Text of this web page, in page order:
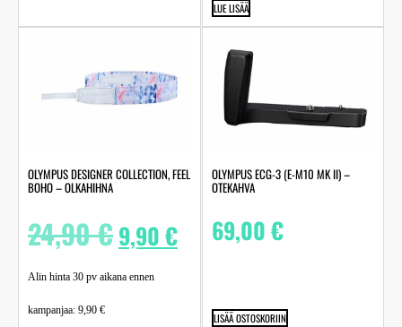
LUE LISÄÄ
OLYMPUS DESIGNER COLLECTION, FEEL
BOHO – OLKAHIHNA
24,90€9,90€
Alin hinta 30 pv aikana ennen
kampanjaa: 9,90 €
OLYMPUS ECG-3 (E-M10 MK II) –
OTEKAHVA
69,00€
LISÄÄ OSTOSKORIIN